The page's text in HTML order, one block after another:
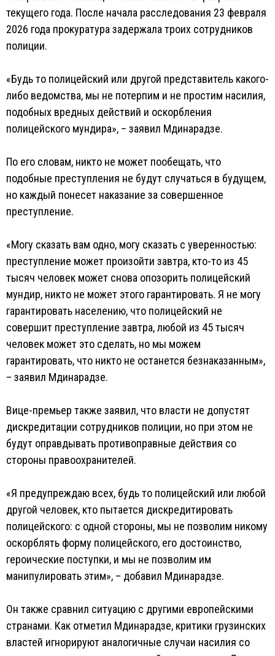
текущего года. После начала расследования 23 февраля
2026 года прокуратура задержала троих сотрудников
полиции.
«Будь то полицейский или другой представитель какого-
либо ведомства, мы не потерпим и не простим насилия,
подобных вредных действий и оскорбления
полицейского мундира», – заявил Мдинарадзе.
По его словам, никто не может пообещать, что
подобные преступления не будут случаться в будущем,
но каждый понесет наказание за совершенное
преступление.
«Могу сказать вам одно, могу сказать с уверенностью:
преступление может произойти завтра, кто-то из 45
тысяч человек может снова опозорить полицейский
мундир, никто не может этого гарантировать. Я не могу
гарантировать населению, что полицейский не
совершит преступление завтра, любой из 45 тысяч
человек может это сделать, но мы можем
гарантировать, что никто не останется безнаказанным»,
– заявил Мдинарадзе.
Вице-премьер также заявил, что власти не допустят
дискредитации сотрудников полиции, но при этом не
будут оправдывать противоправные действия со
стороны правоохранителей.
«Я предупреждаю всех, будь то полицейский или любой
другой человек, кто пытается дискредитировать
полицейского: с одной стороны, мы не позволим никому
оскорблять форму полицейского, его достоинство,
героические поступки, и мы не позволим им
манипулировать этим», – добавил Мдинарадзе.
Он также сравнил ситуацию с другими европейскими
странами. Как отметил Мдинарадзе, критики грузинских
властей игнорируют аналогичные случаи насилия со